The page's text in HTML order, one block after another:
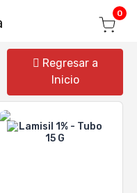
0
Regresar a
Inicio